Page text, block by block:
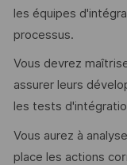
les équipes
processus.
Vous devrez
assurer leurs
les tests
Vous aurez à
place les actions